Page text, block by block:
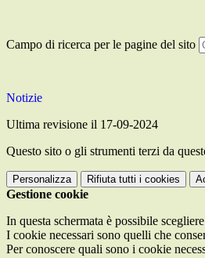
Campo di ricerca per le pagine del sito
Notizie
Ultima revisione il 17-09-2024
Questo sito o gli strumenti terzi da
Personalizza Rifiuta tutti i cookies
Gestione cookie
In questa schermata è possibile
I cookie necessari sono quelli che
Per conoscere quali sono i cookie